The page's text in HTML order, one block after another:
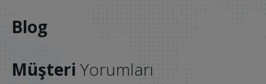
Blog
Müşteri Yorumları